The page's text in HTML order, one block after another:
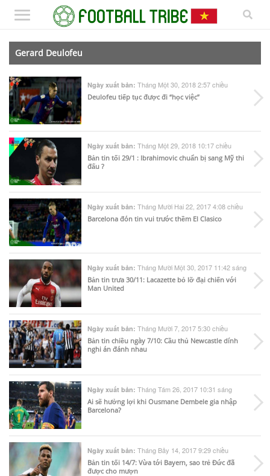
Gerard Deulofeu
Ngày xuất bản: Tháng Một 30, 2018 2:57 chiều
Deulofeu tiếp tục được đi “học việc”
Ngày xuất bản: Tháng Một 29, 2018 10:17 chiều
Bản tin tối 29/1 : Ibrahimovic chuẩn bị sang Mỹ thi
đấu ?
Ngày xuất bản: Tháng Mười Hai 22, 2017 4:08 chiều
Barcelona đón tin vui trước thềm El Clasico
Ngày xuất bản: Tháng Mười Một 30, 2017 11:42 sáng
Bản tin trưa 30/11: Lacazette bỏ lỡ đại chiến với
Man United
Ngày xuất bản: Tháng Mười 7, 2017 5:30 chiều
Bản tin chiều ngày 7/10: Cầu thủ Newcastle dính
nghi án đánh nhau
Ngày xuất bản: Tháng Tám 26, 2017 10:31 sáng
Ai sẽ hưởng lợi khi Ousmane Dembele gia nhập
Barcelona?
Ngày xuất bản: Tháng Bảy 14, 2017 9:29 chiều
Bản tin tối 14/7: Vừa tới Bayern, sao trẻ Đức đã
được cho mượn